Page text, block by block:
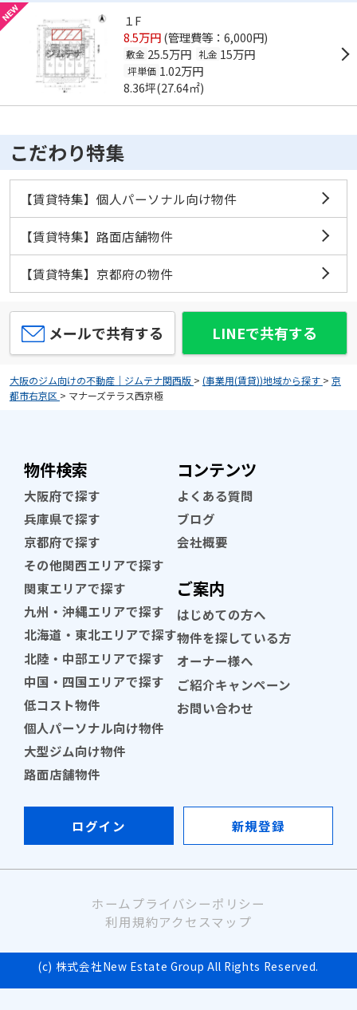
１F
8.5万円(管理費等：6,000円)
敷金 25.5万円 礼金 15万円
坪単価 1.02万円
8.36坪(27.64㎡)
こだわり特集
【賃貸特集】個人パーソナル向け物件
【賃貸特集】路面店舗物件
【賃貸特集】京都府の物件
メールで共有する LINEで共有する
大阪のジム向けの不動産｜ジムテナ関西版 > (事業用(賃貸))地域から探す > 京
都市右京区 > マナーズテラス西京極
物件検索
大阪府で探す
兵庫県で探す
京都府で探す
その他関西エリアで探す
関東エリアで探す
九州・沖縄エリアで探す
北海道・東北エリアで探す
北陸・中部エリアで探す
中国・四国エリアで探す
低コスト物件
個人パーソナル向け物件
大型ジム向け物件
路面店舗物件
コンテンツ
よくある質問
ブログ
会社概要
ご案内
はじめての方へ
物件を探している方
オーナー様へ
ご紹介キャンペーン
お問い合わせ
ログイン 新規登録
ホーム プライバシーポリシー
利用規約アクセスマップ
(c) 株式会社New Estate Group All Rights Reserved.